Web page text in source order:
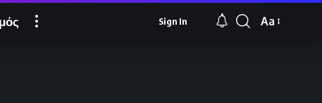
Sign In
Font
Aa